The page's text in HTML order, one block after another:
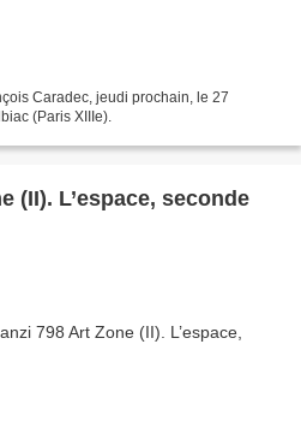
Caradec, jeudi prochain, le 27
(Paris XIIIe).
(II). L’espace, seconde